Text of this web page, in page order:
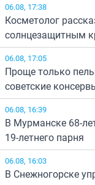
06.08, 17:38
Косметолог
солнцезащитным
06.08, 17:05
Проще только
советские
06.08, 16:39
В Мурманске 68-
19-летнего парня
06.08, 16:03
В Снежногорске